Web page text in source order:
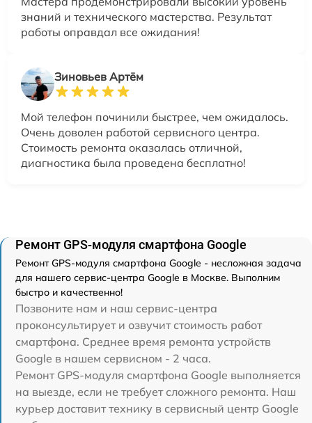
знаний и технического мастерства. Результат
работы оправдал все ожидания!
Зиновьев Артём
Мой телефон починили быстрее, чем ожидалось.
Очень доволен работой сервисного центра.
Стоимость ремонта оказалась отличной,
диагностика была проведена бесплатно!
Ремонт GPS-модуля смартфона Google
Ремонт GPS-модуля смартфона Google - несложная задача
для нашего сервис-центра Google в Москве. Выполним
быстро и качественно!
Позвоните нам и наш сервис-центра
проконсультирует и озвучит стоимость работ
смартфона. Среднее время ремонта устройств
Google в нашем сервисном - 2 часа.
Ремонт GPS-модуля смартфона Google выполняется
на выезде, если не требует сложного ремонта. Наш
курьер доставит технику в сервисный центр Google